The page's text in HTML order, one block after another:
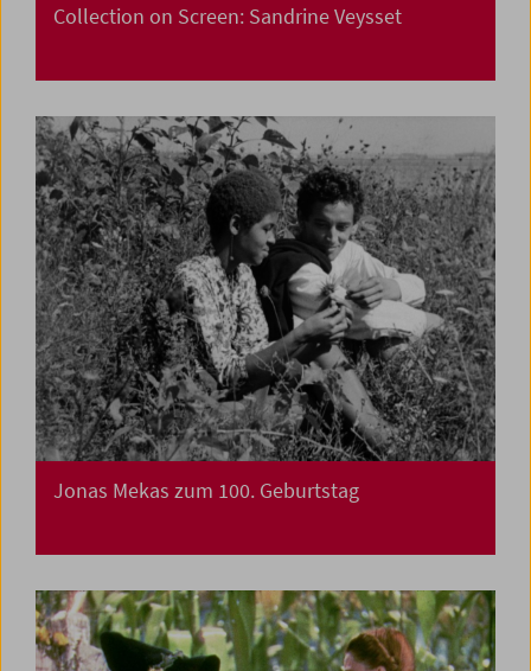
Collection on Screen: Sandrine Veysset
Jonas Mekas zum 100. Geburtstag